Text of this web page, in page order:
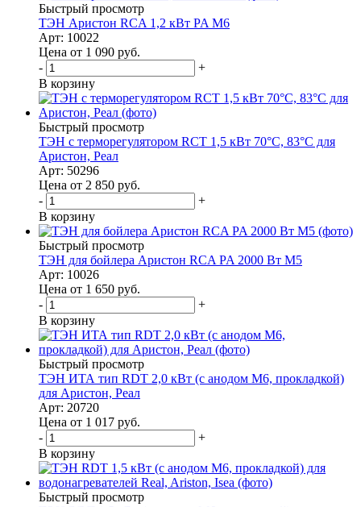
Быстрый просмотр
ТЭН Аристон RCA 1,2 кВт PA M6
Арт: 10022
Цена от 1 090 руб.
-
+
В корзину
Быстрый просмотр
ТЭН с терморегулятором RСT 1,5 кВт 70°С, 83°С для
Аристон, Реал
Арт: 50296
Цена от 2 850 руб.
-
+
В корзину
Быстрый просмотр
ТЭН для бойлера Аристон RCA PA 2000 Вт M5
Арт: 10026
Цена от 1 650 руб.
-
+
В корзину
Быстрый просмотр
ТЭН ИТА тип RDT 2,0 кВт (с анодом М6, прокладкой)
для Аристон, Реал
Арт: 20720
Цена от 1 017 руб.
-
+
В корзину
Быстрый просмотр